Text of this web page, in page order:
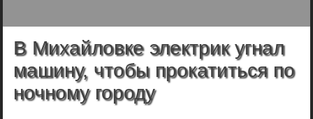
В Михайловке электрик угнал
машину, чтобы прокатиться по
ночному городу